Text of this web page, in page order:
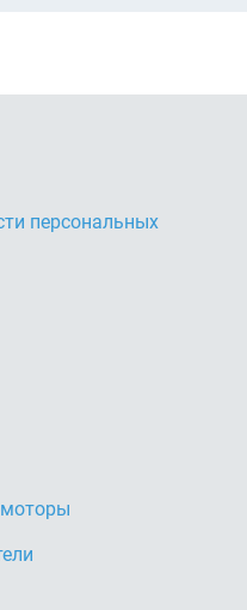
персональных